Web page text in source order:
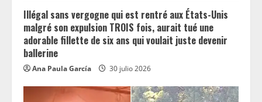
Illégal sans vergogne qui est rentré aux États-Unis
malgré son expulsion TROIS fois, aurait tué une
adorable fillette de six ans qui voulait juste devenir
ballerine
Ana Paula García 30 julio 2026